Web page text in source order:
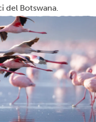
del Botswana.